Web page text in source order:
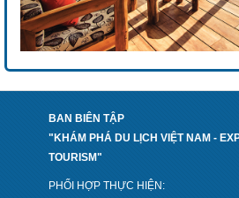
BAN BIÊN TẬP
"KHÁM PHÁ DU LỊCH VIỆT NAM -
TOURISM"
PHỐI HỢP THỰC HIỆN: